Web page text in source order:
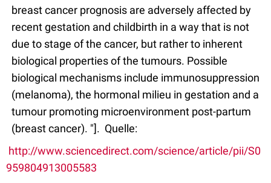
breast cancer prognosis are adversely affected by
recent gestation and childbirth in a way that is not
due to stage of the cancer, but rather to inherent
biological properties of the tumours. Possible
biological mechanisms include immunosuppression
(melanoma), the hormonal milieu in gestation and a
tumour promoting microenvironment post-partum
(breast cancer). "]. Quelle:
http://www.sciencedirect.com/science/article/pii/S0
959804913005583